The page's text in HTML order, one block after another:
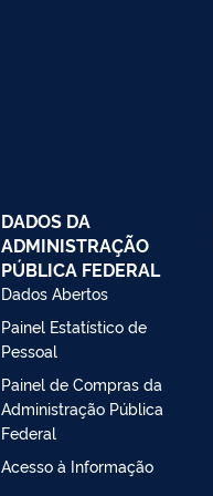
DADOS DA
ADMINISTRAÇÃO
PÚBLICA FEDERAL
Dados Abertos
Painel Estatístico de
Pessoal
Painel de Compras da
Administração Pública
Federal
Acesso à Informação